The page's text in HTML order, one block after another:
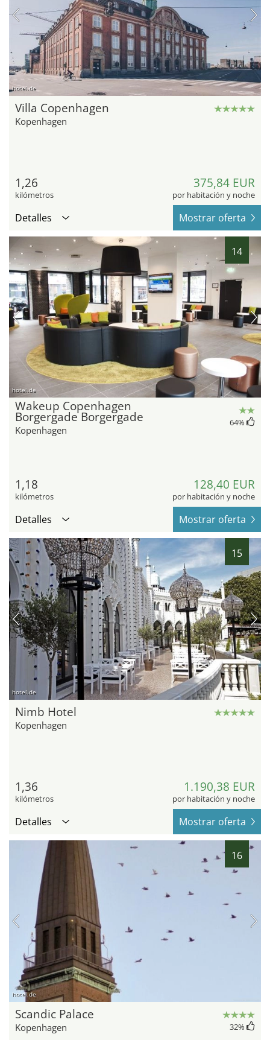
hotel.de
Villa Copenhagen
Kopenhagen
1,26
kilómetros
375,84 EUR
por habitación y noche
Detalles Mostrar oferta
14
hotel.de
Wakeup Copenhagen
Borgergade Borgergade
Kopenhagen
64%
1,18
kilómetros
128,40 EUR
por habitación y noche
Detalles Mostrar oferta
15
hotel.de
Nimb Hotel
Kopenhagen
1,36
kilómetros
1.190,38 EUR
por habitación y noche
Detalles Mostrar oferta
16
hotel.de
Scandic Palace
Kopenhagen 32%